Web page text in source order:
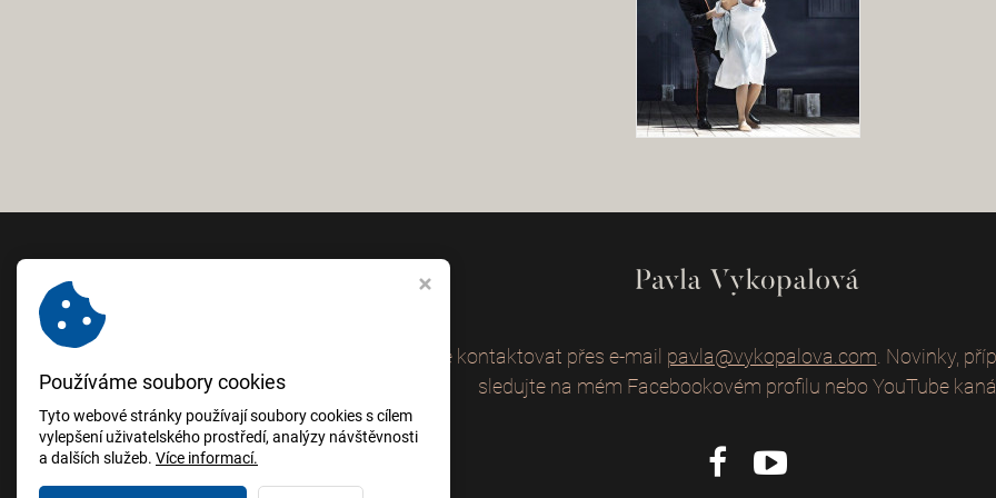
Můžete mě kontaktovat přes e-mail pavla@vykopalova.com . Novinky,
sledujte na mém Facebookovém profilu nebo YouTube
Používáme soubory cookies
Tyto webové stránky používají soubory cookies s cílem
vylepšení uživatelského prostředí, analýzy návštěvnosti
a dalších služeb. Více informací.